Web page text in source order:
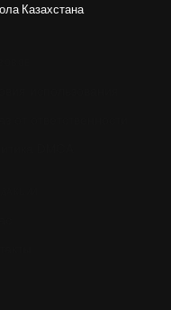
Казахстана